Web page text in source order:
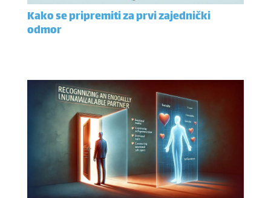
Kako se pripremiti za prvi zajednički
odmor